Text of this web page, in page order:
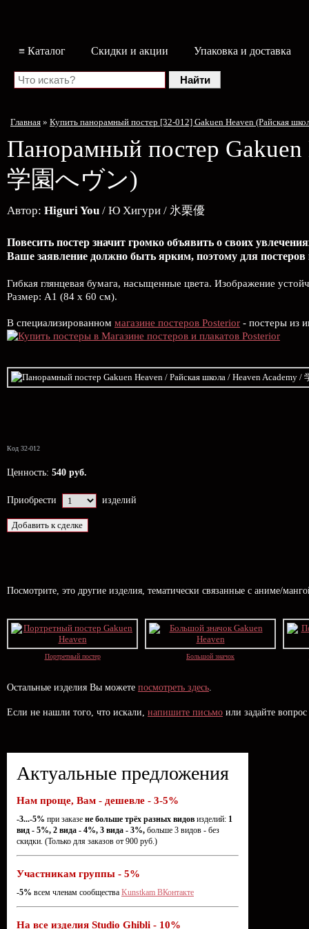
≡ Каталог Скидки и акции Упаковка и доставка
Главная » Купить панорамный постер [32-012] Gakuen Heaven (Райская
Панорамный постер Gakuen
学園へヴン)
Автор: Higuri You / Ю Хигури / 氷栗優
Повесить постер значит громко объявить о своих
Ваше заявление должно быть ярким, поэтому для
Гибкая глянцевая бумага, насыщенные цвета. Изображение
Размер: А1 (84 х 60 см).
В специализированном магазине постеров Posterior - постеры из
Код 32-012
Ценность: 540 руб.
Приобрести изделий
Посмотрите, это другие изделия, тематически связанные с аниме/
Портретный постер Большой значок
Остальные изделия Вы можете посмотреть здесь.
Если не нашли того, что искали, напишите письмо или задайте вопрос
Актуальные предложения
Нам проще, Вам - дешевле - 3-5%
-3...-5% при заказе не больше трёх разных видов изделий: 1
вид - 5%, 2 вида - 4%, 3 вида - 3%, больше 3 видов - без
скидки. (Только для заказов от 900 руб.)
Участникам группы - 5%
-5% всем членам сообщества Kunstkam ВКонтакте
На все изделия Studio Ghibli - 10%